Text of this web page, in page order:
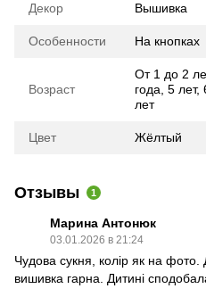
Декор Вышивка
Особенности На кнопках
Возраст
От 1 до 2
года 5 лет,
лет
Цвет Жёлтый
Отзывы 1
Марина Антонюк
03.01.2026 в 21:24
Чудова сукня, колір як на
вишивка гарна. Дитині